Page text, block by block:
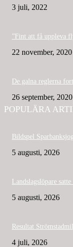
3 juli, 2022
”Fint att få uppleva
22 november, 2020
De galna reglerna
26 september, 2020
POPULÄRA
Bildspel
5 augusti, 2026
Landslagslöpare
5 augusti, 2026
Resultat
4 juli, 2026